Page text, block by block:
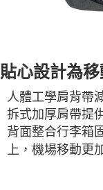
貼心設計為
人體工學肩背帶
拆式加厚肩帶提
背面整合行李箱
上，機場移動更